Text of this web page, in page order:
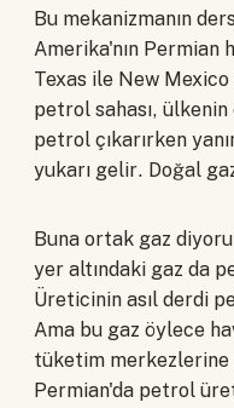
Bu mekanizmanın
Amerika'nın Permian
Texas ile New Mexico
petrol sahası,
petrol çıkarırken
yukarı gelir. Doğal
Buna ortak gaz
yer altındaki gaz da
Üreticinin asıl derdi
Ama bu gaz öylece
tüketim merkezlerine
Permian'da petrol